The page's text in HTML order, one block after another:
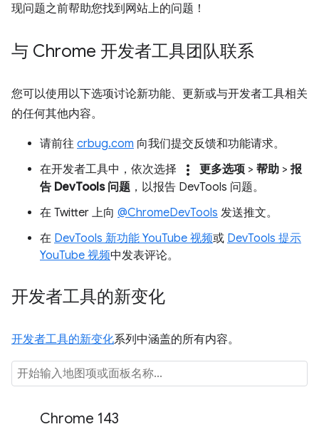
现问题之前帮助您找到网站上的问题！
与 Chrome 开发者工具团队联系
您可以使用以下选项讨论新功能、更新或与开发者工具相关
的任何其他内容。
请前往 crbug.com 向我们提交反馈和功能请求。
在开发者工具中，依次选择
more_vert 更多选项 > 帮助 > 报
告 DevTools 问题 ，以报告 DevTools 问题。
在 Twitter 上向 @ChromeDevTools 发送推文。
在 DevTools 新功能 YouTube 视频或 DevTools 提示
YouTube 视频中发表评论。
开发者工具的新变化
开发者工具的新变化系列中涵盖的所有内容。
Chrome 143